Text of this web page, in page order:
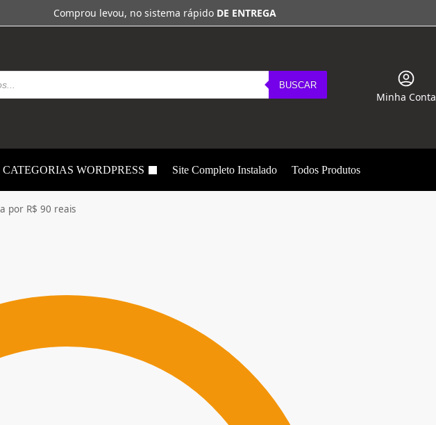
Comprou levou, no sistema rápido DE ENTREGA
BUSCAR
Minha Conta
CATEGORIAS WORDPRESS Site Completo Instalado Todos Produtos
por R$ 90 reais